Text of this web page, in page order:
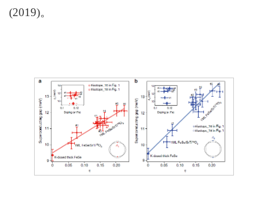
(2019)。